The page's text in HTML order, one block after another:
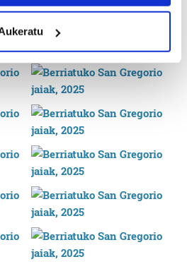
by actively scanning it for
(fingerprinting)
your personal data is processed
in thedetails section
zure datu pertsonalak
IP zenbakia, besteak beste,
adibidez, iragarki eta eduki
iragarkiak eta edukia
informazioa biltzeko eta
datuak nork eta zertarako
baimenik eskatzen, eta beren